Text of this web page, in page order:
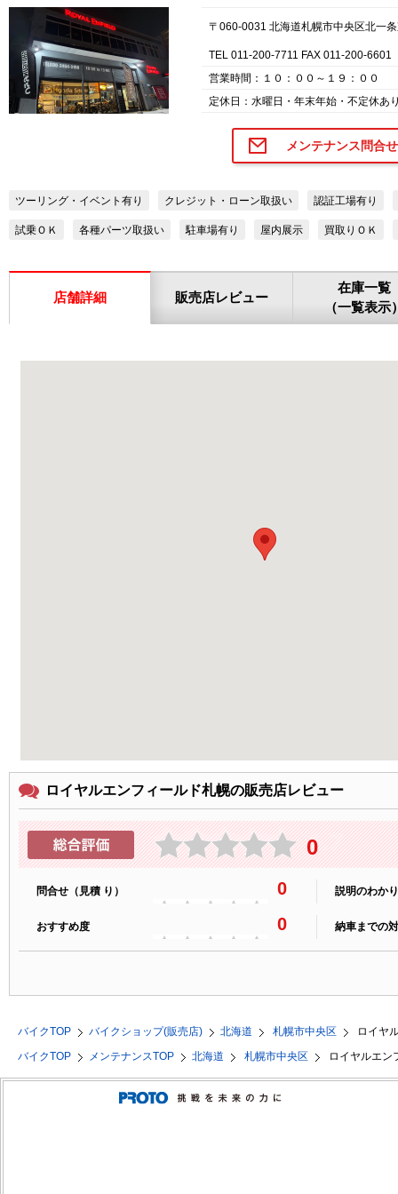
〒060-0031 北海道札幌市中央区北一
TEL 011-200-7711 FAX 011-200-6601
営業時間：１０：００～１９：００
定休日：水曜日・年末年始・不定休あ
メンテナンス問合せ
ツーリング・イベント有り クレジット・ローン取扱い 認証工場有り
試乗ＯＫ 各種パーツ取扱い 駐車場有り 屋内展示 買取りＯＫ
店舗詳細 販売店レビュー
在庫一覧
（一覧表示
ロイヤルエンフィールド札幌の販売店レビュー
0
問合せ（見積 り） 0 説明のわか
おすすめ度 0 納車までの
バイクTOP バイクショップ(販売店) 北海道 札幌市中央区
ロイヤ
バイクTOP
メンテナンスTOP 北海道 札幌市中央区 ロイヤルエン